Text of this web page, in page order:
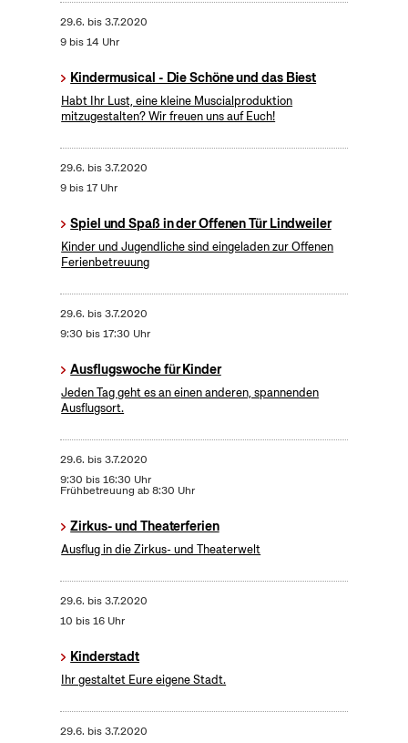
29.6. bis3.7.2020
9 bis 14 Uhr
Kindermusical - Die Schöne und das Biest
Habt Ihr Lust, eine kleine Muscialproduktion
mitzugestalten? Wir freuen uns auf Euch!
29.6. bis3.7.2020
9 bis 17 Uhr
Spiel und Spaß in der Offenen Tür Lindweiler
Kinder und Jugendliche sind eingeladen zur Offenen
Ferienbetreuung
29.6. bis3.7.2020
9:30 bis 17:30 Uhr
Ausflugswoche für Kinder
Jeden Tag geht es an einen anderen, spannenden
Ausflugsort.
29.6. bis3.7.2020
9:30 bis 16:30 Uhr
Frühbetreuung ab 8:30 Uhr
Zirkus- und Theaterferien
Ausflug in die Zirkus- und Theaterwelt
29.6. bis3.7.2020
10 bis 16 Uhr
Kinderstadt
Ihr gestaltet Eure eigene Stadt.
29.6. bis3.7.2020